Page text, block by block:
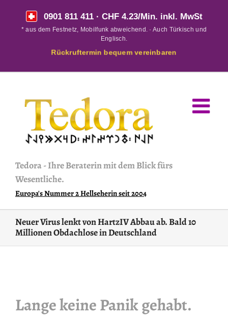
0901 811 411· CHF 4.23/Min. inkl. MwSt
* aus dem Festnetz, Mobilfunk abweichend. · Auch Türkisch und
Englisch.
Rückruftermin bequem vereinbaren
Tedora-Ihre Beraterin mit dem Blick fürs
Wesentliche.
Europa's Nummer 2 Hellseherin seit 2004
Neuer Virus lenkt von HartzIV Abbau ab. Bald 10
Millionen Obdachlose in Deutschland
Lange keine Panik gehabt.